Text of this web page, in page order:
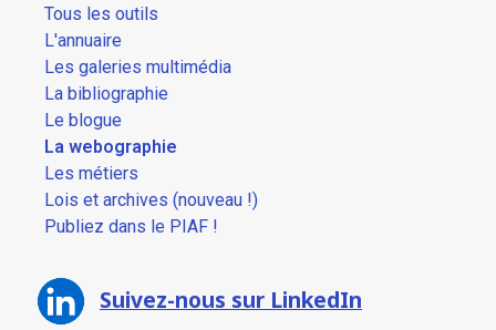
Tous les outils
L'annuaire
Les galeries multimédia
La bibliographie
Le blogue
La webographie
Les métiers
Lois et archives (nouveau !)
Publiez dans le PIAF !
Suivez-nous sur LinkedIn